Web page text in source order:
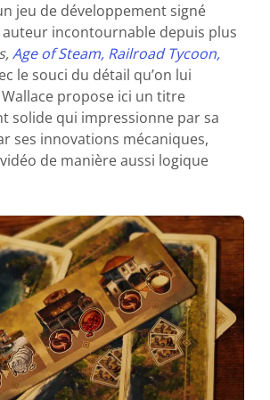
jeu de développement signé
auteur incontournable depuis plus
Age of Steam, Railroad Tycoon,
le souci du détail qu’on lui
propose ici un titre
solide qui impressionne par sa
ses innovations mécaniques,
de manière aussi logique